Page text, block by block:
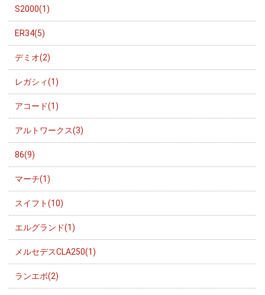
S2000(1)
ER34(5)
デミオ(2)
レガシィ(1)
アコード(1)
アルトワークス(3)
86(9)
マーチ(1)
スイフト(10)
エルグランド(1)
メルセデスCLA250(1)
ランエボ(2)